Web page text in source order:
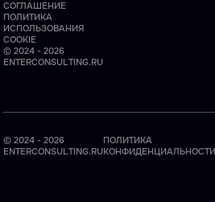
СОГЛАШЕНИЕ
ПОЛИТИКА
ИСПОЛЬЗОВАНИЯ
COOKIE
© 2024 - 2026
ENTERCONSULTING.RU
© 2024 - 2026
ENTERCONSULTING.RU
ПОЛИТИКА
КОНФИДЕНЦИАЛЬНОСТИ